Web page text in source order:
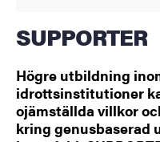
SUPPORTER
Högre utbildning
idrottsinstitutioner
ojämställda villkor
kring genusbaserad